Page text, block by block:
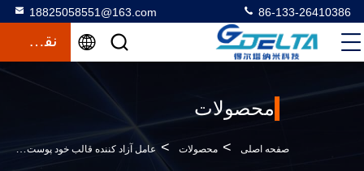
18825058551@163.com 86-133-26410386
نقل قول
محصولات
صفحه اصلی > محصولات > عامل آزاد کننده قالب خود پوست >